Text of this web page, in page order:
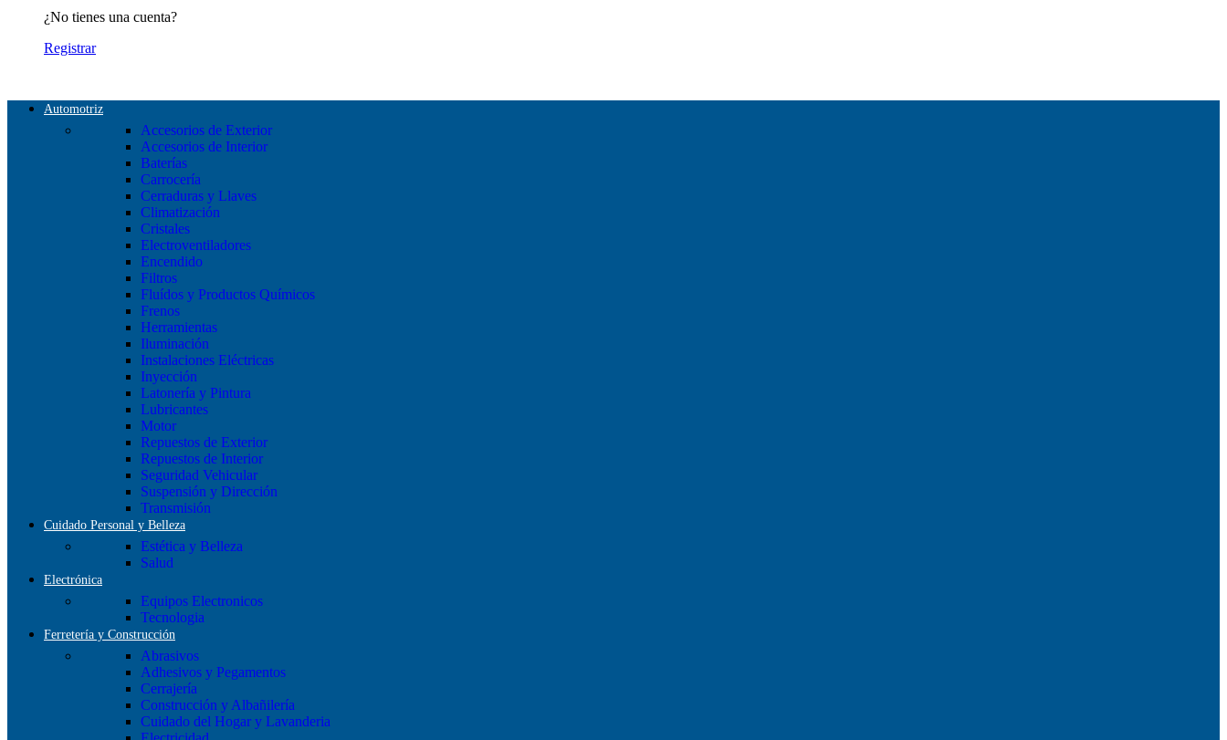
¿No tienes una cuenta?
Registrar
Automotriz
Accesorios de Exterior
Accesorios de Interior
Baterías
Carrocería
Cerraduras y Llaves
Climatización
Cristales
Electroventiladores
Encendido
Filtros
Fluídos y Productos Químicos
Frenos
Herramientas
Iluminación
Instalaciones Eléctricas
Inyección
Latonería y Pintura
Lubricantes
Motor
Repuestos de Exterior
Repuestos de Interior
Seguridad Vehicular
Suspensión y Dirección
Transmisión
Cuidado Personal y Belleza
Estética y Belleza
Salud
Electrónica
Equipos Electronicos
Tecnologia
Ferretería y Construcción
Abrasivos
Adhesivos y Pegamentos
Cerrajería
Construcción y Albañilería
Cuidado del Hogar y Lavanderia